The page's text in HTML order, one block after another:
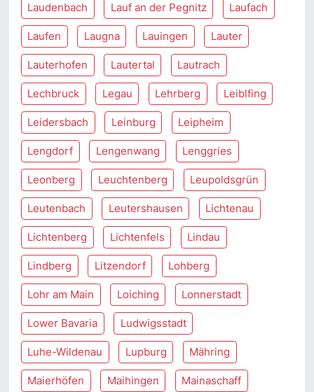
Laudenbach Lauf an der Pegnitz Laufach
Laufen Laugna Lauingen Lauter
Lauterhofen Lautertal Lautrach
Lechbruck Legau Lehrberg Leiblfing
Leidersbach Leinburg Leipheim
Lengdorf Lengenwang Lenggries
Leonberg Leuchtenberg Leupoldsgrün
Leutenbach Leutershausen Lichtenau
Lichtenberg Lichtenfels Lindau
Lindberg Litzendorf Lohberg
Lohr am Main Loiching Lonnerstadt
Lower Bavaria Ludwigsstadt
Luhe-Wildenau Lupburg Mähring
Maierhöfen Maihingen Mainaschaff